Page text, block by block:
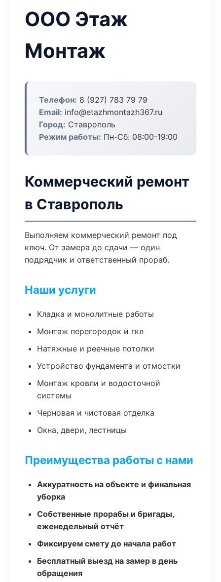
ООО Этаж
Монтаж
Телефон: 8 (927) 783 79 79
Email: info@etazhmontazh367.ru
Город: Ставрополь
Режим работы: Пн-Сб: 08:00-19:00
Коммерческий ремонт
в Ставрополь
Выполняем коммерческий ремонт под
ключ. От замера до сдачи — один
подрядчик и ответственный прораб.
Наши услуги
Кладка и монолитные работы
Монтаж перегородок и гкл
Натяжные и реечные потолки
Устройство фундамента и отмостки
Монтаж кровли и водосточной
системы
Черновая и чистовая отделка
Окна, двери, лестницы
Преимущества работы с нами
Аккуратность на объекте и финальная
уборка
Собственные прорабы и бригады,
еженедельный отчёт
Фиксируем смету до начала работ
Бесплатный выезд на замер в день
обращения